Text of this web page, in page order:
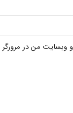
وبسایت من در مرورگر